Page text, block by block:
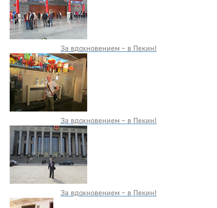
За вдохновением – в Пекин!
За вдохновением – в Пекин!
За вдохновением – в Пекин!